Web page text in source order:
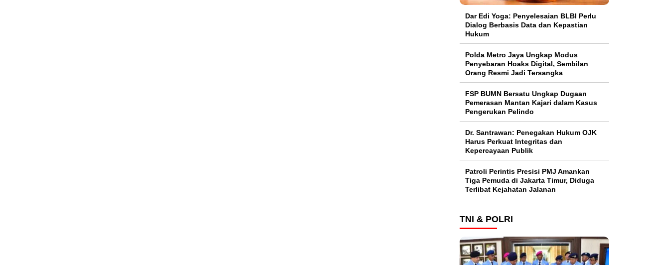
Dar Edi Yoga: Penyelesaian BLBI Perlu
Dialog Berbasis Data dan Kepastian
Hukum
Polda Metro Jaya Ungkap Modus
Penyebaran Hoaks Digital, Sembilan
Orang Resmi Jadi Tersangka
FSP BUMN Bersatu Ungkap Dugaan
Pemerasan Mantan Kajari dalam Kasus
Pengerukan Pelindo
Dr. Santrawan: Penegakan Hukum OJK
Harus Perkuat Integritas dan
Kepercayaan Publik
Patroli Perintis Presisi PMJ Amankan
Tiga Pemuda di Jakarta Timur, Diduga
Terlibat Kejahatan Jalanan
TNI & POLRI